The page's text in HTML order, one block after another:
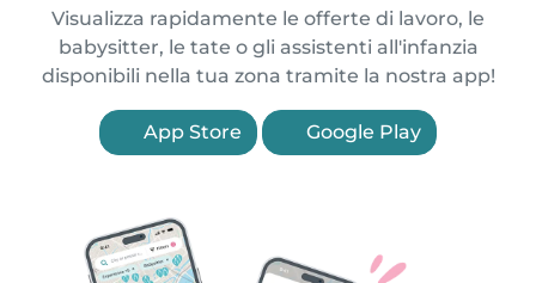
Visualizza rapidamente le offerte di lavoro, le
babysitter, le tate o gli assistenti all'infanzia
disponibili nella tua zona tramite la nostra app!
App Store Google Play